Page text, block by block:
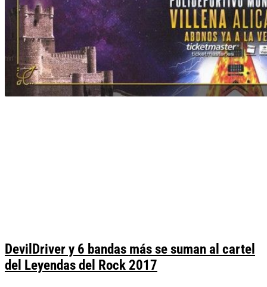
DevilDriver y 6 bandas más se suman al cartel
del Leyendas del Rock 2017